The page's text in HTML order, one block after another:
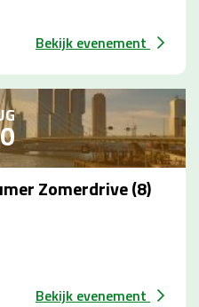
Bekijk evenement
Zomerdrive (8)
Bekijk evenement